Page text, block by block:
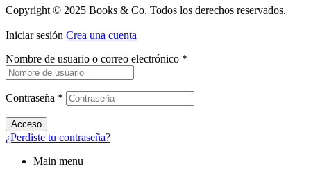
Copyright © 2025 Books & Co. Todos los derechos reservados.
Iniciar sesión Crea una cuenta
Nombre de usuario o correo electrónico *
Contraseña *
Acceso
¿Perdiste tu contraseña?
Main menu